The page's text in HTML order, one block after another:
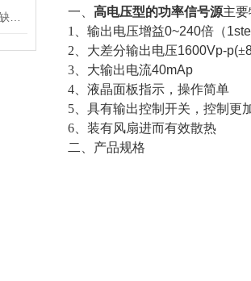
一、 高电压型的功率信号源主要
1、输出电压增益0~240倍（
2、大差分输出电压1600Vp-p(±
3、大输出电流40mAp
4、液晶面板指示，操作简单
5、具有输出控制开关，控制更
6、装有风扇进而有效散热
二、产品规格